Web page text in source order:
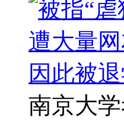
南京大